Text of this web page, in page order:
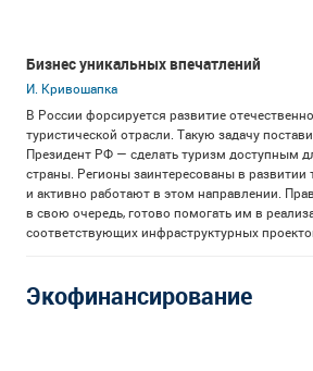
Бизнес уникальных впечатлений
И. Кривошапка
В России форсируется развитие
туристической отрасли. Такую задачу
Президент РФ — сделать туризм доступным
страны. Регионы заинтересованы в развитии
и активно работают в этом направлении.
в свою очередь, готово помогать им в
соответствующих инфраструктурных
Экофинансирование